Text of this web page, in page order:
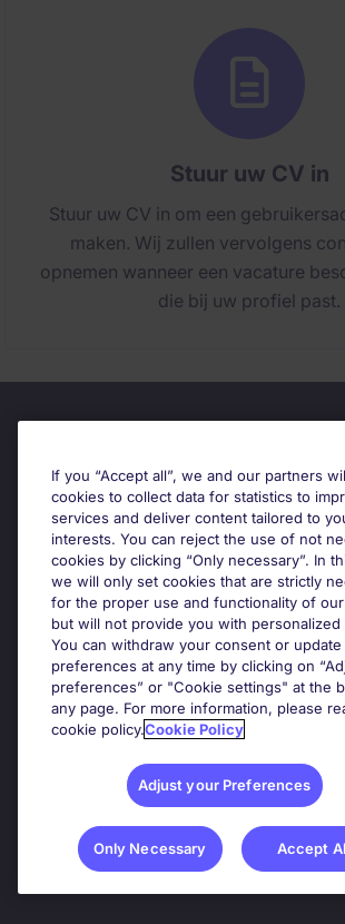
Stuur uw CV in
Stuur uw CV in om een
maken. Wij zullen vervolgens
opnemen wanneer een vacature
die bij uw profiel past.
Useful information
Prix
Look for jobs in
Trends
For employers
More Michael Page
If you “Accept all”, we and our partners
cookies to collect data for statistics to
services and deliver content tailored to
interests. You can reject the use of not
cookies by clicking “Only necessary”. In
we will only set cookies that are strictly
for the proper use and functionality of
but will not provide you with personalized
You can withdraw your consent or
preferences at any time by clicking on
preferences” or "Cookie settings" at the
any page. For more information, please
cookie policy.Cookie Policy
Adjust your Preferences
Only Necessary Accept